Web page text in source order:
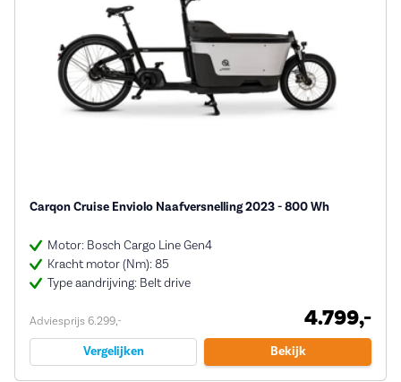
Carqon Cruise Enviolo Naafversnelling 2023 - 800 Wh
Motor: Bosch Cargo Line Gen4
Kracht motor (Nm): 85
Type aandrijving: Belt drive
Adviesprijs 6.299,- 4.799,-
Vergelijken Bekijk